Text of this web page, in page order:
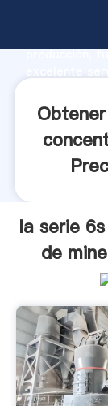
producción,
crea el valor
la serie
de